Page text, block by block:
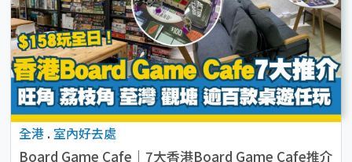
全港 . 室內好去處
Board Game Cafe｜7大香港Board Game Cafe推介